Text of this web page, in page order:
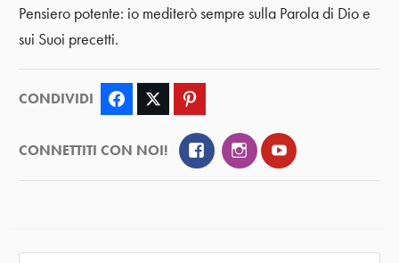
Pensiero potente: io mediterò sempre sulla Parola di Dio e
sui Suoi precetti.
CONDIVIDI Facebook Twitter
CONNETTITI CON NOI! FacebookInstagramYouTube